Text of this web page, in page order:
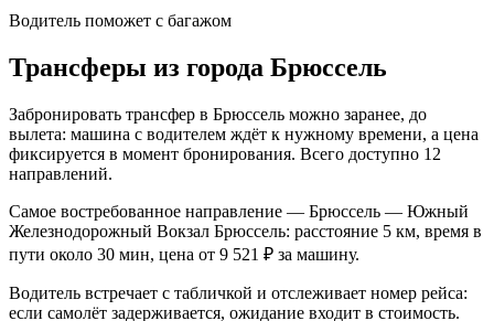
Водитель поможет с багажом
Трансферы из города Брюссель
Забронировать трансфер в Брюссель можно заранее, до
вылета: машина с водителем ждёт к нужному времени, а цена
фиксируется в момент бронирования. Всего доступно 12
направлений.
Самое востребованное направление — Брюссель — Южный
Железнодорожный Вокзал Брюссель: расстояние 5 км, время в
пути около 30 мин, цена от 9 521 ₽ за машину.
Водитель встречает с табличкой и отслеживает номер рейса:
если самолёт задерживается, ожидание входит в стоимость.